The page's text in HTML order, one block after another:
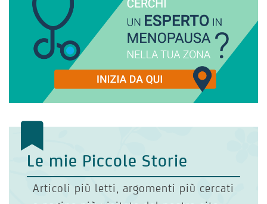
Le mie Piccole Storie
Articoli più letti, argomenti più cercati